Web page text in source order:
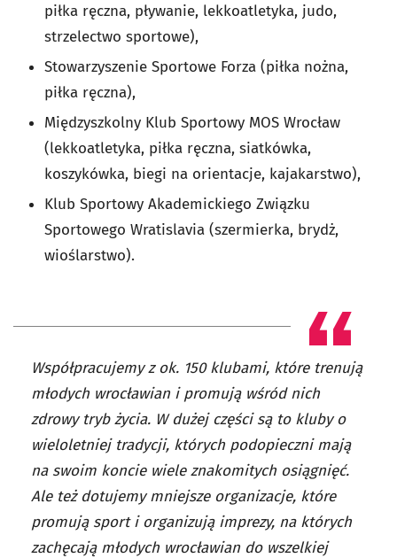
piłka ręczna, pływanie, lekkoatletyka, judo,
strzelectwo sportowe),
Stowarzyszenie Sportowe Forza (piłka nożna,
piłka ręczna),
Międzyszkolny Klub Sportowy MOS Wrocław
(lekkoatletyka, piłka ręczna, siatkówka,
koszykówka, biegi na orientacje, kajakarstwo),
Klub Sportowy Akademickiego Związku
Sportowego Wratislavia (szermierka, brydż,
wioślarstwo).
Współpracujemy z ok. 150 klubami, które trenują
młodych wrocławian i promują wśród nich
zdrowy tryb życia. W dużej części są to kluby o
wieloletniej tradycji, których podopieczni mają
na swoim koncie wiele znakomitych osiągnięć.
Ale też dotujemy mniejsze organizacje, które
promują sport i organizują imprezy, na których
zachęcają młodych wrocławian do wszelkiej